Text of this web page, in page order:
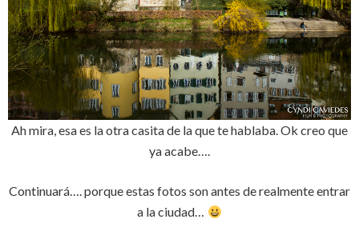
Ah mira, esa es la otra casita de la que te hablaba. Ok creo que
ya acabe….
Continuará…. porque estas fotos son antes de realmente entrar
a la ciudad…